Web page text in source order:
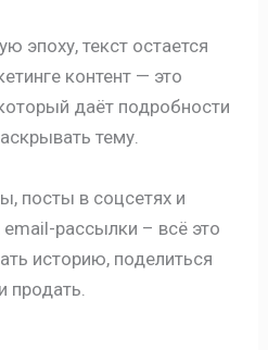
эпоху, текст остается
контент — это
даёт подробности
тему.
посты в соцсетях и
рассылки – всё это
историю, поделиться
продать.